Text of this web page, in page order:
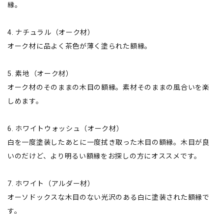
縁。
4. ナチュラル（オーク材）
オーク材に品よく茶色が薄く塗られた額縁。
5. 素地（オーク材）
オーク材のそのままの木目の額縁。素材そのままの風合いを楽
しめます。
6. ホワイトウォッシュ（オーク材）
白を一度塗装したあとに一度拭き取った木目の額縁。木目が良
いのだけど、より明るい額縁をお探しの方にオススメです。
7. ホワイト（アルダー材）
オーソドックスな木目のない光沢のある白に塗装された額縁で
す。